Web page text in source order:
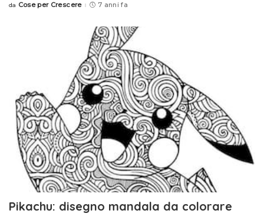
Posted
da Cose per Crescere 7 anni fa
Pikachu: disegno mandala da colorare